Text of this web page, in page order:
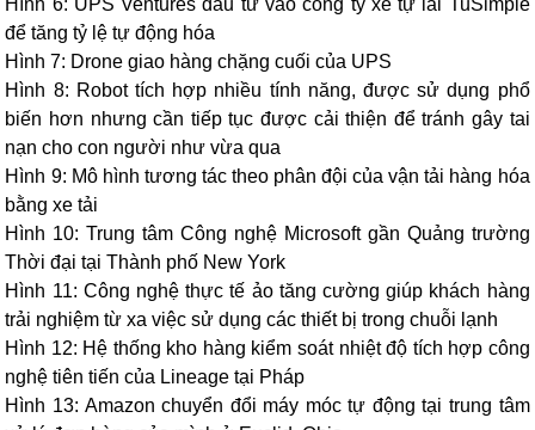
Hình 6: UPS Ventures đầu tư vào công ty xe tự lái TuSimple
để tăng tỷ lệ tự động hóa
Hình 7: Drone giao hàng chặng cuối của UPS
Hình 8: Robot tích hợp nhiều tính năng, được sử dụng phổ
biến hơn nhưng cần tiếp tục được cải thiện để tránh gây tai
nạn cho con người như vừa qua
Hình 9: Mô hình tương tác theo phân đội của vận tải hàng hóa
bằng xe tải
Hình 10: Trung tâm Công nghệ Microsoft gần Quảng trường
Thời đại tại Thành phố New York
Hình 11: Công nghệ thực tế ảo tăng cường giúp khách hàng
trải nghiệm từ xa việc sử dụng các thiết bị trong chuỗi lạnh
Hình 12: Hệ thống kho hàng kiểm soát nhiệt độ tích hợp công
nghệ tiên tiến của Lineage tại Pháp
Hình 13: Amazon chuyển đổi máy móc tự động tại trung tâm